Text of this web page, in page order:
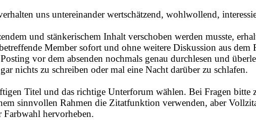
uns untereinander wertschätzend, wohlwollend,
und stänkerischem Inhalt verschoben werden musste,
Member sofort und ohne weitere Diskussion aus dem
vor dem absenden nochmals genau durchlesen und
nichts zu schreiben oder mal eine Nacht darüber zu schlafen.
Titel und das richtige Unterforum wählen. Bei Fragen bitte
sinnvollen Rahmen die Zitatfunktion verwenden, aber
hervorheben.